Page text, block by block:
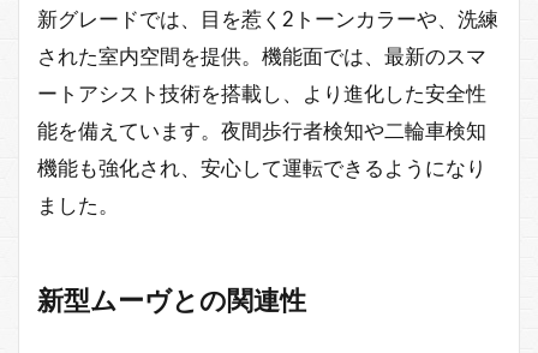
新グレードでは、目を惹く2トーンカラーや、洗練
された室内空間を提供。機能面では、最新のスマ
ートアシスト技術を搭載し、より進化した安全性
能を備えています。夜間歩行者検知や二輪車検知
機能も強化され、安心して運転できるようになり
ました。
新型ムーヴとの関連性